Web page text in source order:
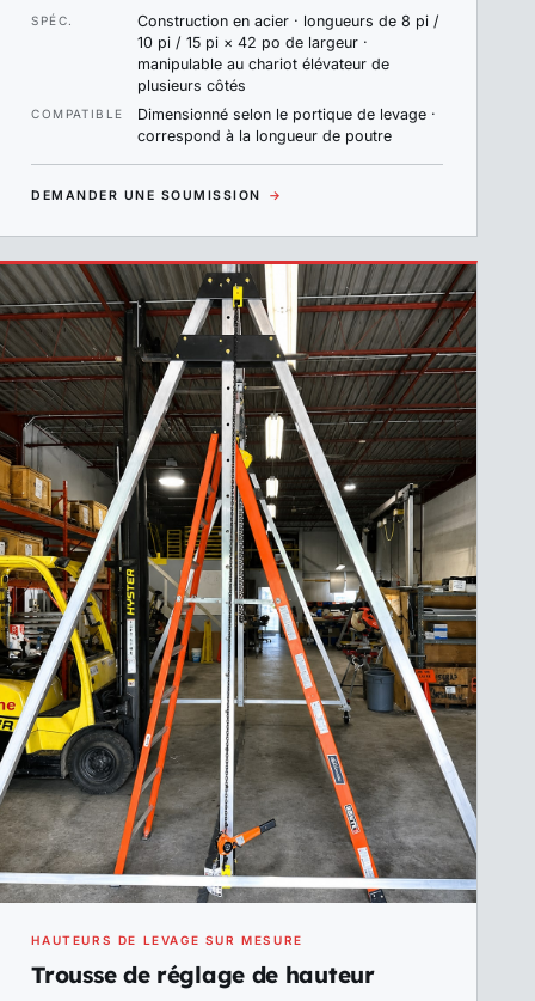
SPÉC.
Construction en acier · longueurs de 8 pi /
10 pi / 15 pi × 42 po de largeur ·
manipulable au chariot élévateur de
plusieurs côtés
COMPATIBLE
Dimensionné selon le portique de levage ·
correspond à la longueur de poutre
DEMANDER UNE SOUMISSION →
HAUTEURS DE LEVAGE SUR MESURE
Trousse de réglage de hauteur